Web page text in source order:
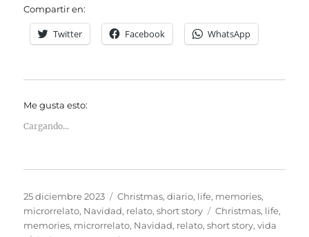
Compartir en:
Twitter Facebook WhatsApp
Me gusta esto:
Cargando...
Publicado
el
25 diciembre 2023 Categorías
Christmas,diario, life, memories,
microrrelato, Navidad, relato,short story Etiquetas
Christmas, life,
memories, microrrelato, Navidad, relato,short story,vida